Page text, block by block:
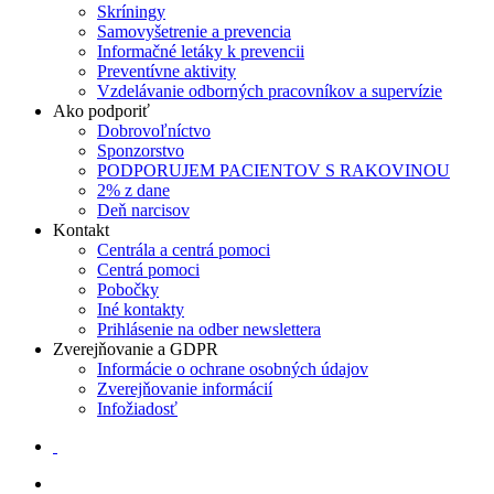
Skríningy
Samovyšetrenie a prevencia
Informačné letáky k prevencii
Preventívne aktivity
Vzdelávanie odborných pracovníkov a supervízie
Ako podporiť
Dobrovoľníctvo
Sponzorstvo
PODPORUJEM PACIENTOV S RAKOVINOU
2% z dane
Deň narcisov
Kontakt
Centrála a centrá pomoci
Centrá pomoci
Pobočky
Iné kontakty
Prihlásenie na odber newslettera
Zverejňovanie a GDPR
Informácie o ochrane osobných údajov
Zverejňovanie informácií
Infožiadosť